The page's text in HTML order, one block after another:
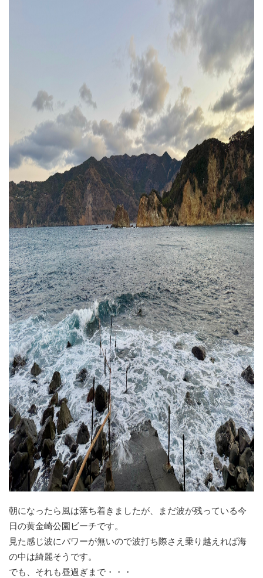
朝になったら風は落ち着きましたが、まだ波が残っている今
日の黄金崎公園ビーチです。
見た感じ波にパワーが無いので波打ち際さえ乗り越えれば海
の中は綺麗そうです。
でも、それも昼過ぎまで・・・